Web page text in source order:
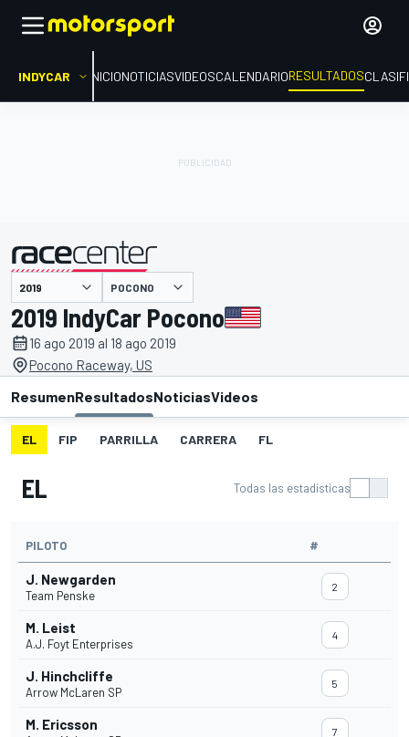
INDYCAR INICIONOTICIASVIDEOSCALENDARIORESULTADOS
presentado por POCONO
2019 IndyCar Pocono
16 ago 2019 al 18 ago 2019
Pocono Raceway, US
ResumenResultadosNoticiasVideos
EL FIP PARRILLA CARRERA FL
EL Todas las estadísticas
PILOTO #
J. Newgarden
Team Penske
2
M. Leist
A.J. Foyt Enterprises
4
J. Hinchcliffe
Arrow McLaren SP
5
M. Ericsson 7